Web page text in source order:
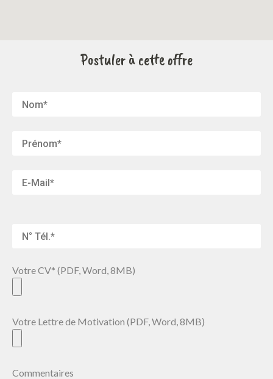
Postuler à cette offre
Votre CV* (PDF, Word, 8MB)
Votre Lettre de Motivation (PDF, Word, 8MB)
Commentaires